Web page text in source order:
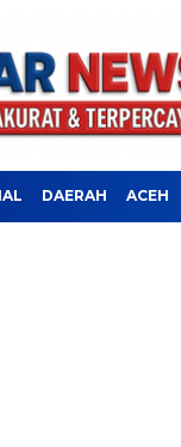
DAERAH ACEH